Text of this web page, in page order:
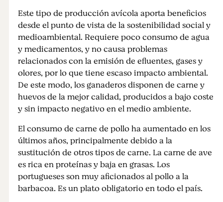
Este tipo de producción avícola aporta beneficios
desde el punto de vista de la sostenibilidad social y
medioambiental. Requiere poco consumo de agua
y medicamentos, y no causa problemas
relacionados con la emisión de efluentes, gases y
olores, por lo que tiene escaso impacto ambiental.
De este modo, los ganaderos disponen de carne y
huevos de la mejor calidad, producidos a bajo coste
y sin impacto negativo en el medio ambiente.
El consumo de carne de pollo ha aumentado en los
últimos años, principalmente debido a la
sustitución de otros tipos de carne. La carne de ave
es rica en proteínas y baja en grasas. Los
portugueses son muy aficionados al pollo a la
barbacoa. Es un plato obligatorio en todo el país.